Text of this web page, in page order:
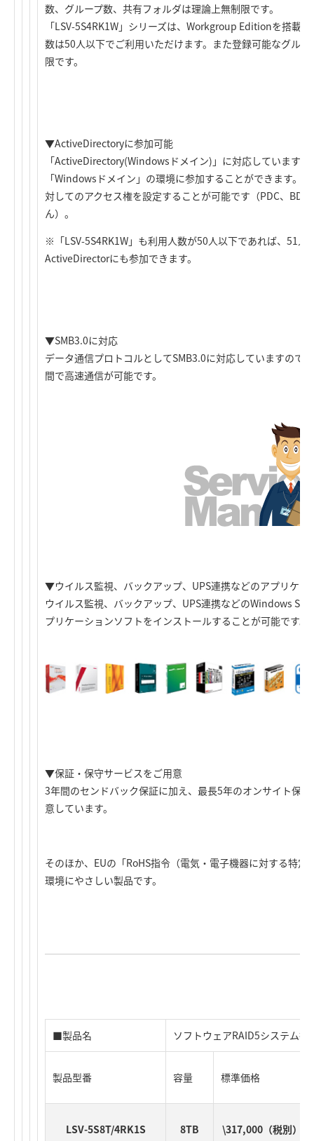
数、グループ数、共有フォルダは理論上無制限です。
「LSV-5S4RK1W」シリーズは、Workgroup Editionを搭載
数は50人以下でご利用いただけます。また登録可能なグル
限です。
▼ActiveDirectoryに参加可能
「ActiveDirectory(Windowsドメイン)」に対応しています
「Windowsドメイン」の環境に参加することができます。
対してのアクセス権を設定することが可能です（PDC、
ん）。
※「LSV-5S4RK1W」も利用人数が50人以下であれば、51人
ActiveDirectorにも参加できます。
▼SMB3.0に対応
データ通信プロトコルとしてSMB3.0に対応していますので
間で高速通信が可能です。
▼ウイルス監視、バックアップ、UPS連携などのアプリケー
ウイルス監視、バックアップ、UPS連携などのWindows
プリケーションソフトをインストールすることが可能です。
▼保証・保守サービスをご用意
3年間のセンドバック保証に加え、最長5年のオンサイト保
意しています。
そのほか、EUの「RoHS指令（電気・電子機器に対する特
環境にやさしい製品です。
■製品名 ソフトウェアRAID5システム
製品型番 容量 標準価格
LSV-5S8T/4RK1S 8TB \317,000（税別）